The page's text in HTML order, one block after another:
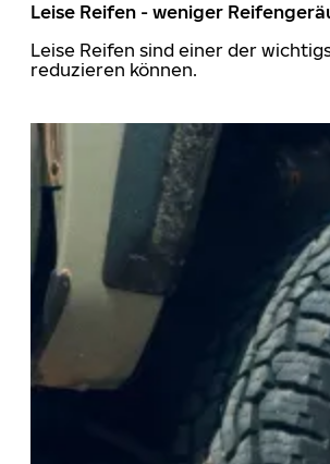
Leise Reifen - weniger
Leise Reifen sind einer der
reduzieren können.